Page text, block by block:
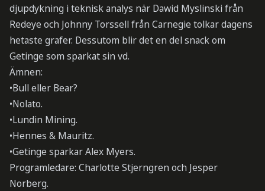
djupdykning i teknisk analys när Dawid Myslinski från
Redeye och Johnny Torssell från Carnegie tolkar dagens
hetaste grafer. Dessutom blir det en del snack om
Getinge som sparkat sin vd.
Ämnen:
•Bull eller Bear?
•Nolato.
•Lundin Mining.
•Hennes & Mauritz.
•Getinge sparkar Alex Myers.
Programledare: Charlotte Stjerngren och Jesper
Norberg.